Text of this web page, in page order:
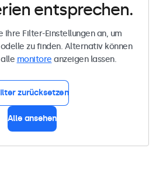
entsprechen.
Ihre Filter-Einstellungen an, um
zu finden. Alternativ können
monitore anzeigen lassen.
zurücksetzen
Alle ansehen